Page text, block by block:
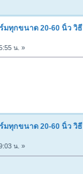
ทุกขนาด 20-60 นิ้ว วิธี
น. »
มทุกขนาด 20-60 นิ้ว วิธี
น. »